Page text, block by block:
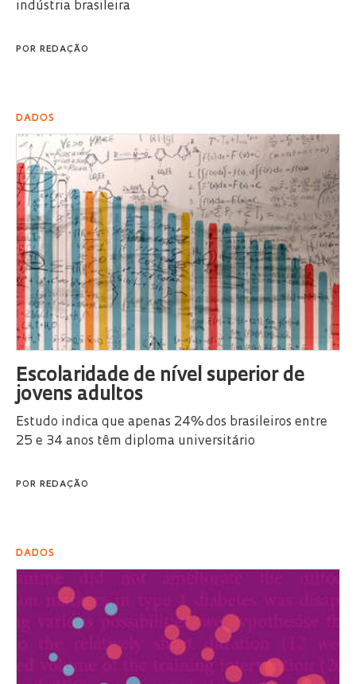
indústria brasileira
POR REDAÇÃO
DADOS
Escolaridade de nível superior de
jovens adultos
Estudo indica que apenas 24% dos brasileiros entre
25 e 34 anos têm diploma universitário
POR REDAÇÃO
DADOS